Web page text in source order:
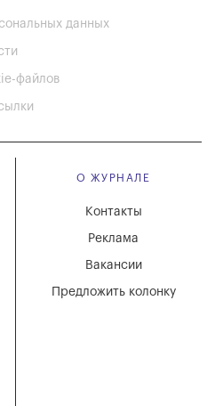
данных
файлов
О ЖУРНАЛЕ
Вакансии
Реклама
Контакты
Предложить колонку